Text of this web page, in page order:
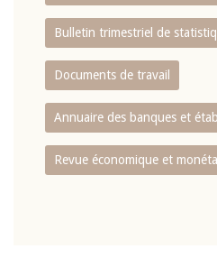
Bulletin trimestriel de
Documents de travail
Annuaire des banques et
Revue économique et